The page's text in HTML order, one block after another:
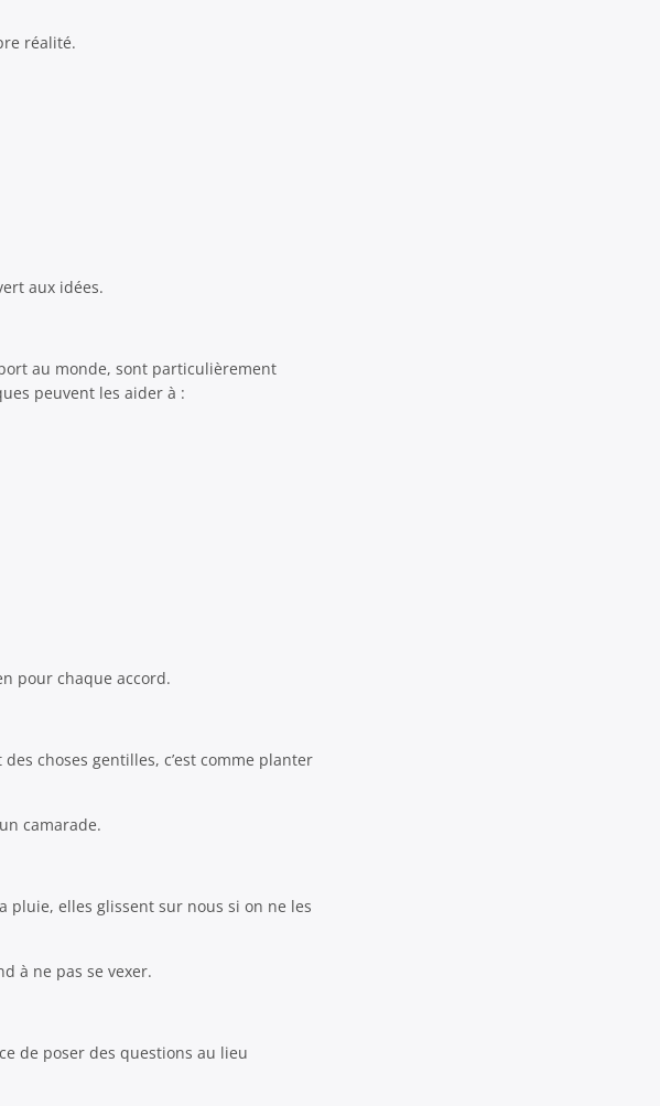
réalité.
aux idées.
au monde, sont particulièrement
peuvent les aider à :
pour chaque accord.
choses gentilles, c’est comme planter
camarade.
pluie, elles glissent sur nous si on ne les
à ne pas se vexer.
de poser des questions au lieu